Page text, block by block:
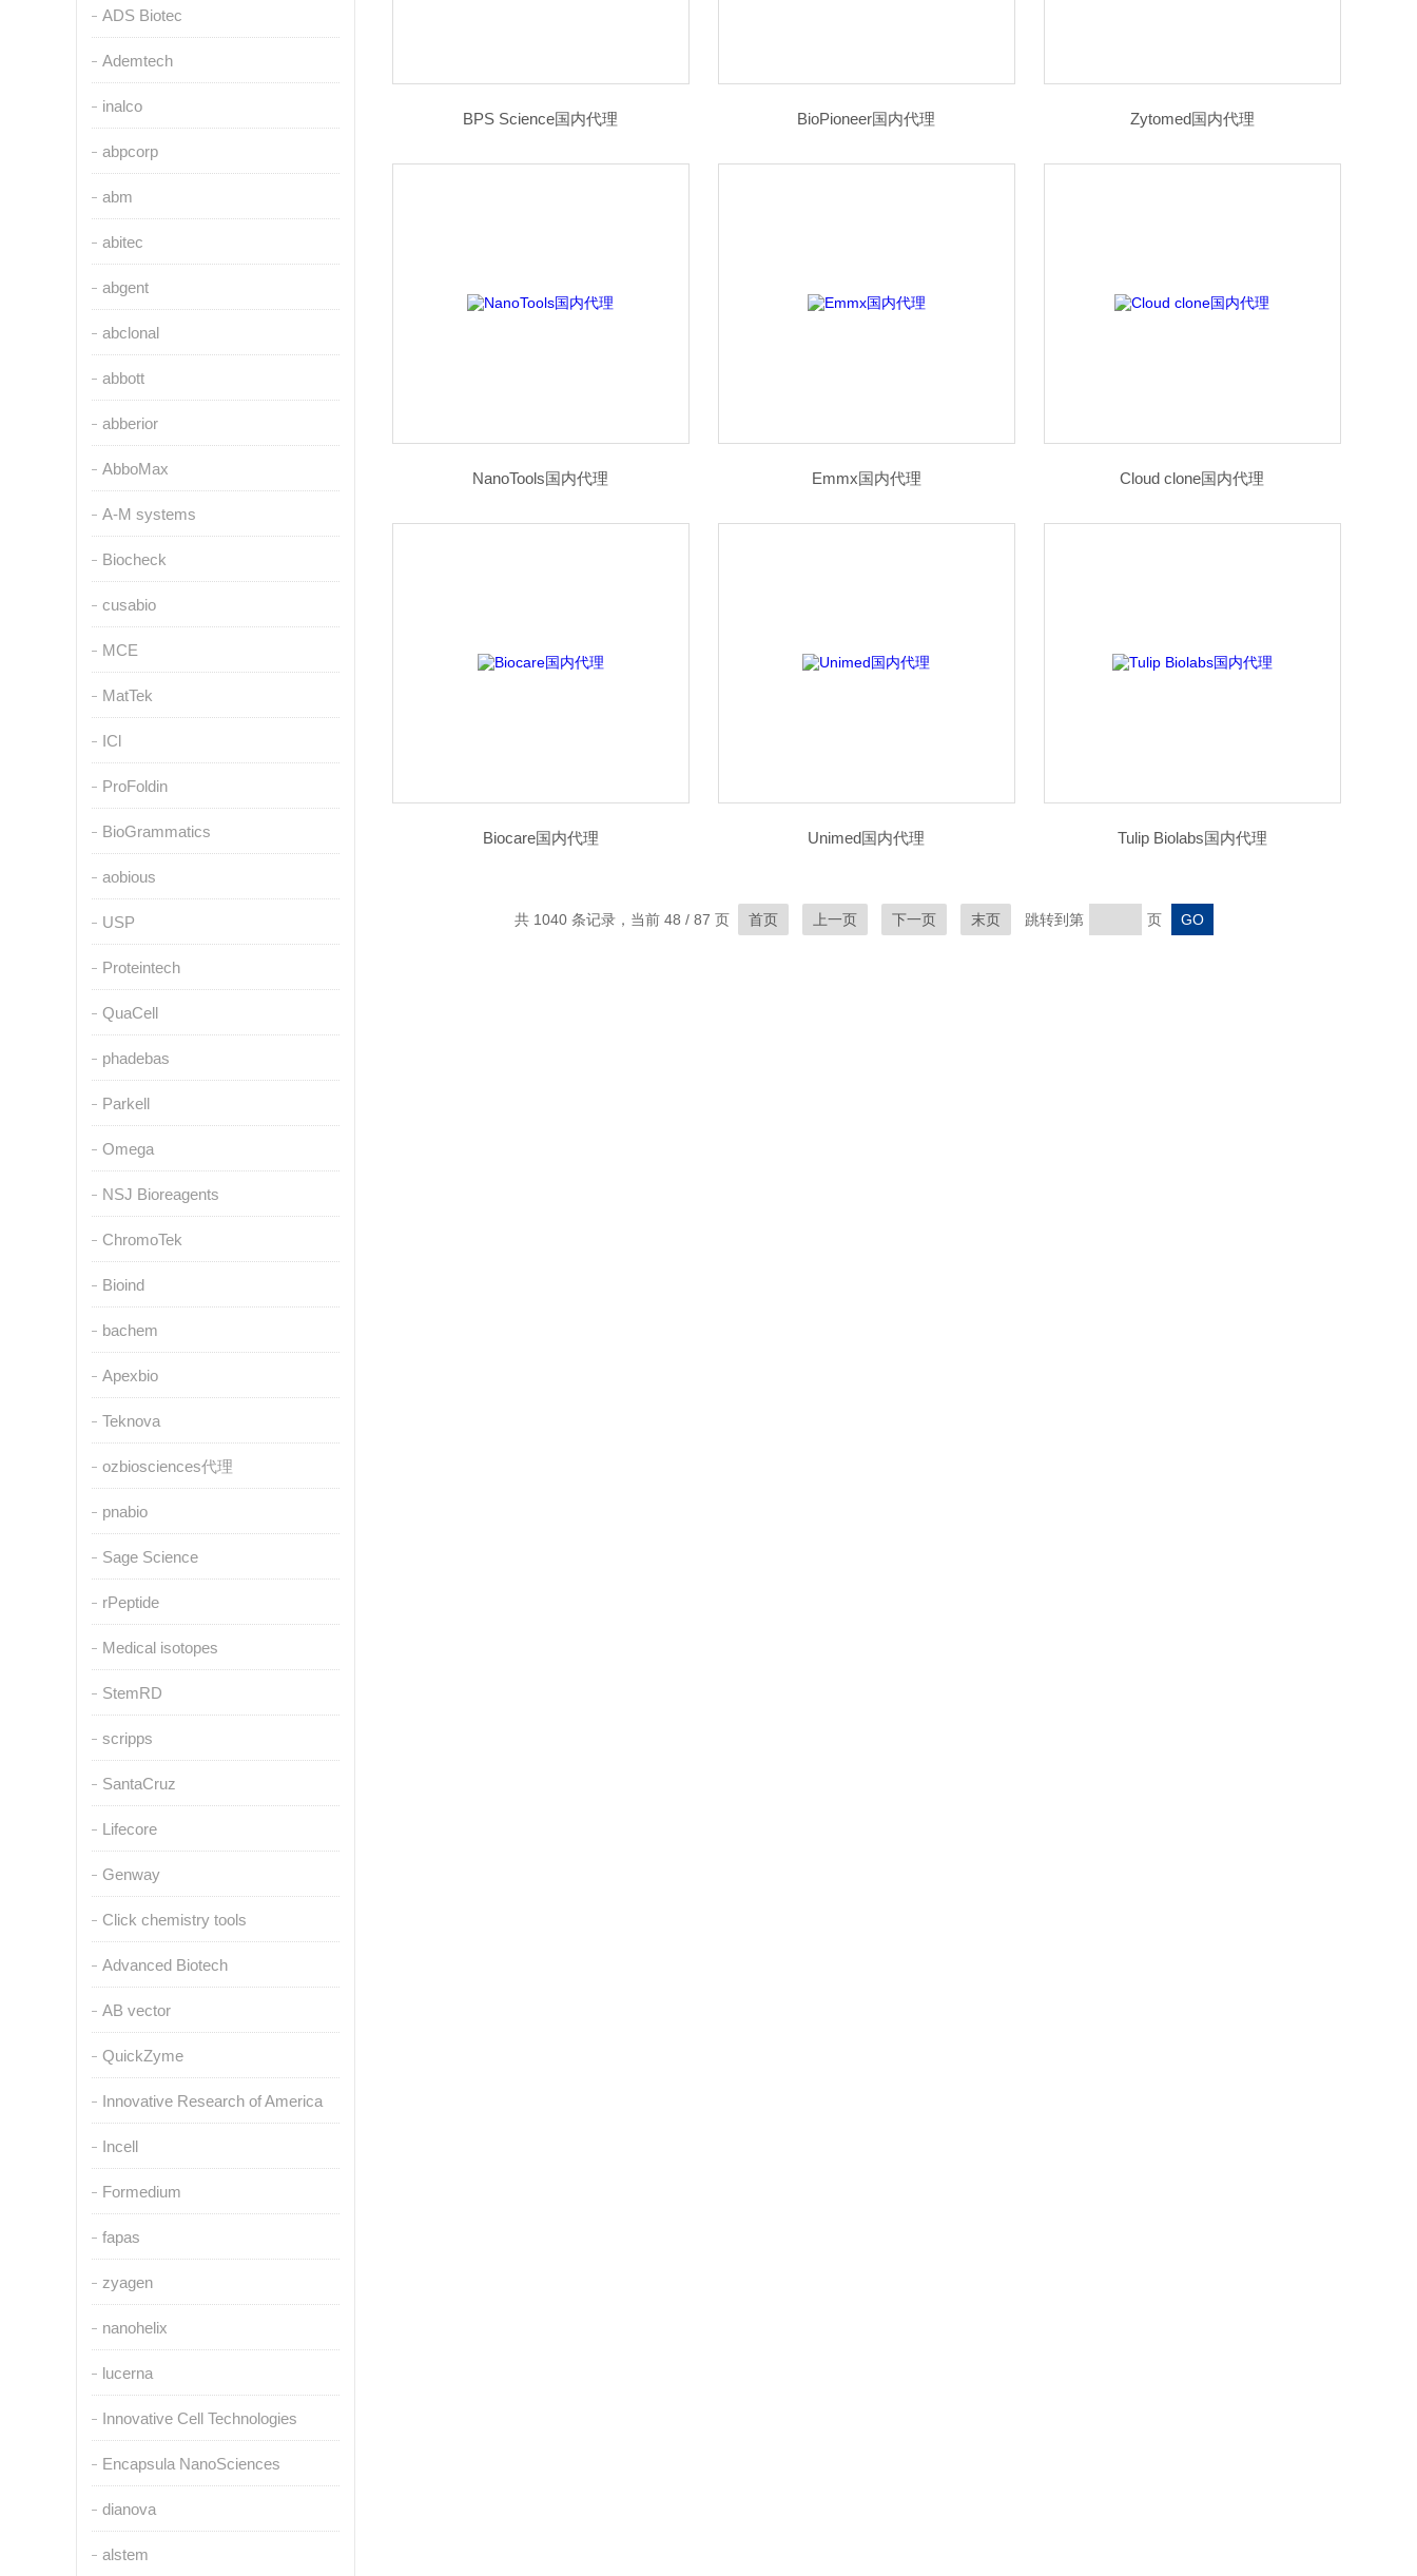
ADS Biotec
Ademtech
inalco
abpcorp
abm
abitec
abgent
abclonal
abbott
abberior
AbboMax
A-M systems
Biocheck
cusabio
MCE
MatTek
ICl
ProFoldin
BioGrammatics
aobious
USP
Proteintech
QuaCell
phadebas
Parkell
Omega
NSJ Bioreagents
ChromoTek
Bioind
bachem
Apexbio
Teknova
ozbiosciences代理
pnabio
Sage Science
rPeptide
Medical isotopes
StemRD
scripps
SantaCruz
Lifecore
Genway
Click chemistry tools
Advanced Biotech
AB vector
QuickZyme
Innovative Research of America
Incell
Formedium
fapas
zyagen
nanohelix
lucerna
Innovative Cell Technologies
Encapsula NanoSciences
dianova
alstem
BPS Science国内代理 BioPioneer国内代理 Zytomed国内代理
NanoTools国内代理 Emmx国内代理 Cloud clone国内代理
Biocare国内代理 Unimed国内代理 Tulip Biolabs国内代理
共 1040 条记录，当前 48 / 87 页 首页 上一页 下一页 末页 跳转到第 页